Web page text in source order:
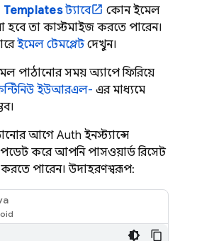
Templatesট্যাবে
কোন ইমেল
হবে তা কাস্টমাইজ করতে পারেন।
ইমেল টেমপ্লেটদেখুন।
পাঠানোর সময় অ্যাপে ফিরিয়ে
ইউআরএল- এর মাধ্যমে
আগে Auth ইনস্ট্যান্সে
করে আপনি পাসওয়ার্ড রিসেট
পারেন। উদাহরণস্বরূপ: